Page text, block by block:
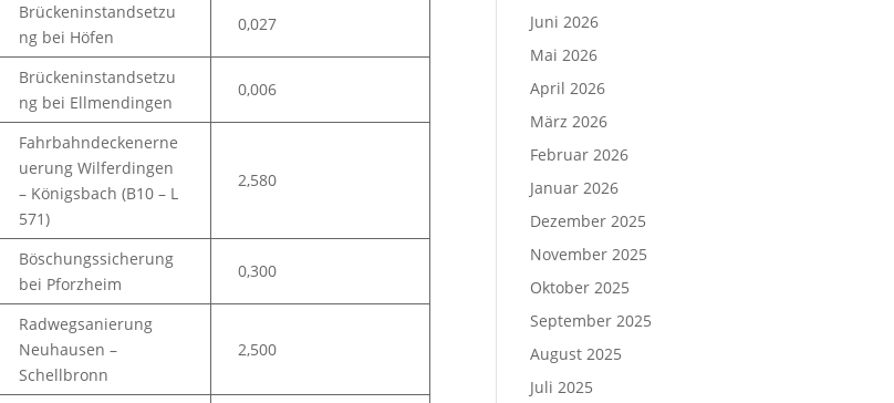
Brückeninstandsetzu
ng bei Höfen
0,027
Brückeninstandsetzu
ng bei Ellmendingen
0,006
Fahrbahndeckenerne
uerung Wilferdingen
– Königsbach (B10 – L
571)
2,580
Böschungssicherung
bei Pforzheim
0,300
Radwegsanierung
Neuhausen –
Schellbronn
2,500
Juni 2026
Mai 2026
April 2026
März 2026
Februar 2026
Januar 2026
Dezember 2025
November 2025
Oktober 2025
September 2025
August 2025
Juli 2025